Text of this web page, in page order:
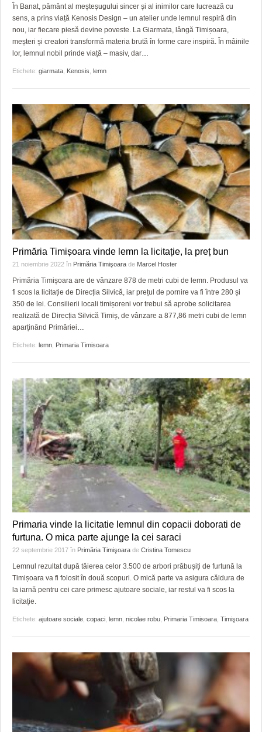
GRĂDINA TAICII DOMNULUI
ZIARISTU’ DE TERASĂ
CU OIŞTEA-N KIERKEGAARD
FINANŢĂRI DE LA A LA Z
CRONICĂ DE FILM
UNDE MERGEM
FILME DOCUMENTARE
CLIPURI VIDEO
ACCIDENTE
ANUNŢURI
INFO SI UTILE
CULTURA
JUSTITIE
FILME DOCUMENTARE
CLIPURI VIDEO
JOCURI ONLINE
DIVERSE
FARMACII DIN TIMIŞOARA
HARTA TIMIŞOAREI
LICEE, ŞCOLI ŞI GRĂDINIŢE DIN TIMIŞ
PRIMĂRIILE DIN TIMIŞ
SFATURI JURIDICE
În Banat, pământ al meșteșugului sincer și al inimilor care lucrează cu
sens, a prins viață Kenosis Design – un atelier unde lemnul respiră din
nou, iar fiecare piesă devine poveste. La Giarmata, lângă Timișoara,
meșteri și creatori transformă materia brută în forme care inspiră. În mâinile
lor, lemnul nobil prinde viață – masiv, dar…
Etichete: giarmata Kenosis lemn
Primăria Timișoara vinde lemn la licitație, la preț bun
21 noiembrie 2022 în Primăria Timişoara de Marcel Hoster
Primăria Timișoara are de vânzare 878 de metri cubi de lemn. Produsul va
fi scos la licitație de Direcția Silvică, iar prețul de pornire va fi între 280 și
350 de lei. Consilierii locali timișoreni vor trebui să aprobe solicitarea
realizată de Direcția Silvică Timiș, de vânzare a 877,86 metri cubi de lemn
aparținând Primăriei…
Etichete: lemn Primaria Timisoara
Primaria vinde la licitatie lemnul din copacii doborati de
furtuna. O mica parte ajunge la cei saraci
22 septembrie 2017 în Primăria Timişoara de Cristina Tomescu
Lemnul rezultat după tăierea celor 3.500 de arbori prăbușiți de furtună la
Timișoara va fi folosit în două scopuri. O mică parte va asigura căldura de
la iarnă pentru cei care primesc ajutoare sociale, iar restul va fi scos la
licitație.
Etichete: ajutoare sociale copaci lemn nicolae robu Primaria Timisoara Timişoara